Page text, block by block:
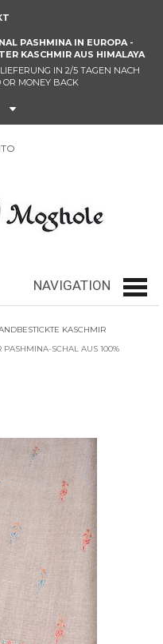
PASHMINA IN EUROPA -
KASCHMIR AUS HIMALAYA
IN 2/5 TAGEN NACH
OR MONEY BACK
NAVIGATION
KASCHMIR
PASHMINA-SCHAL AUS 100%